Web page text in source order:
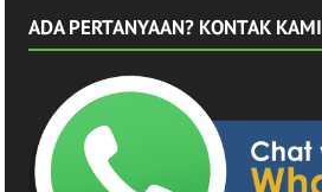
ADA PERTANYAAN? KONTAK KAMI